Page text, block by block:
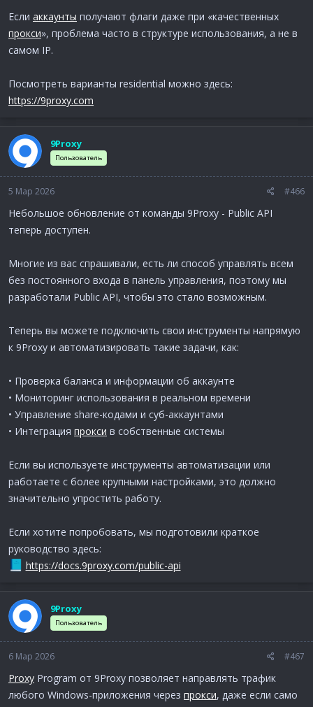
Если аккаунты получают флаги даже при «качественных
прокси», проблема часто в структуре использования, а не в
самом IP.
Посмотреть варианты residential можно здесь:
https://9proxy.com
9Proxy
Пользователь
5 Мар 2026 #466
Небольшое обновление от команды 9Proxy - Public API
теперь доступен.
Многие из вас спрашивали, есть ли способ управлять всем
без постоянного входа в панель управления, поэтому мы
разработали Public API, чтобы это стало возможным.
Теперь вы можете подключить свои инструменты напрямую
к 9Proxy и автоматизировать такие задачи, как:
• Проверка баланса и информации об аккаунте
• Мониторинг использования в реальном времени
• Управление share-кодами и суб-аккаунтами
• Интеграция прокси в собственные системы
Если вы используете инструменты автоматизации или
работаете с более крупными настройками, это должно
значительно упростить работу.
Если хотите попробовать, мы подготовили краткое
руководство здесь:
https://docs.9proxy.com/public-api
9Proxy
Пользователь
6 Мар 2026 #467
Proxy Program от 9Proxy позволяет направлять трафик
любого Windows-приложения через прокси, даже если само